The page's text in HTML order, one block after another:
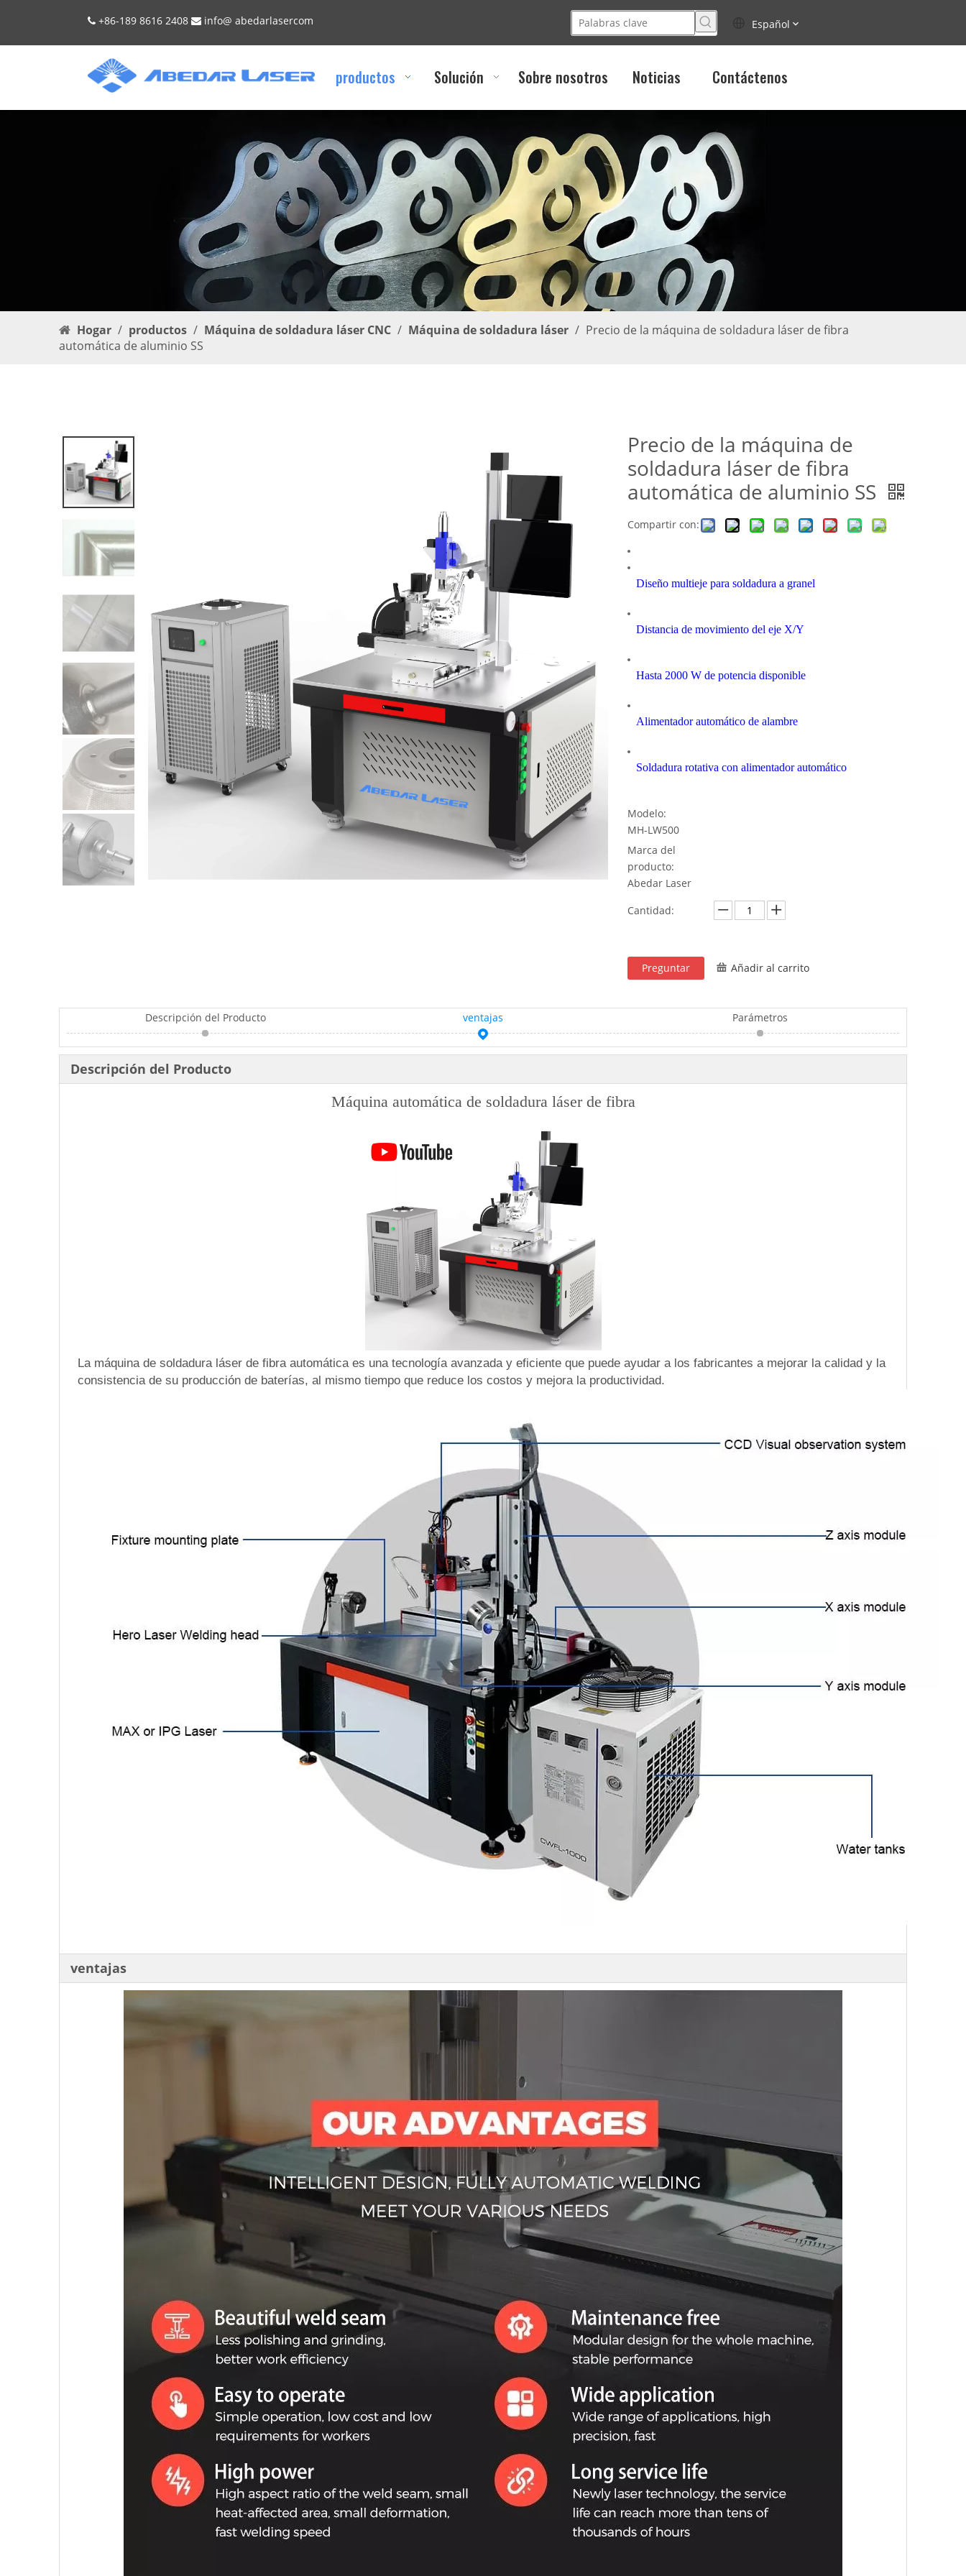
 +86-189 8616 2408  info@ abedarlasercom Español
productos Solución Sobre nosotros Noticias Contáctenos
Hogar / productos / Máquina de soldadura láser CNC / Máquina de soldadura láser / Precio de la máquina de soldadura láser de fibra
automática de aluminio SS
Precio de la máquina de
soldadura láser de fibra
automática de aluminio SS
Compartir con:
Diseño multieje para soldadura a granel
Distancia de movimiento del eje X/Y
Hasta 2000 W de potencia disponible
Alimentador automático de alambre
Soldadura rotativa con alimentador automático
Modelo:
MH-LW500
Marca del
producto:
Abedar Laser
Cantidad:
Preguntar Añadir al carrito
Descripción del Producto ventajas Parámetros
Descripción del Producto
Máquina automática de soldadura láser de fibra
La máquina de soldadura láser de fibra automática es una tecnología avanzada y eficiente que puede ayudar a los fabricantes a mejorar la calidad y la
consistencia de su producción de baterías, al mismo tiempo que reduce los costos y mejora la productividad.
ventajas